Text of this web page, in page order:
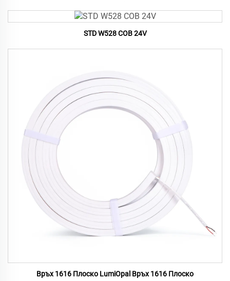
STD W528 COB 24V
Връх 1616 Плоско LumiOpal Връх 1616 Плоско